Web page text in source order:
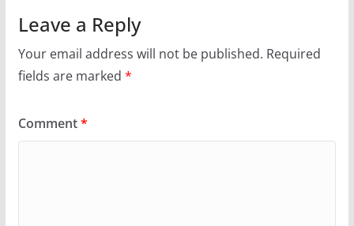
Leave a Reply
Your email address will not be published. Required
fields are marked *
Comment*